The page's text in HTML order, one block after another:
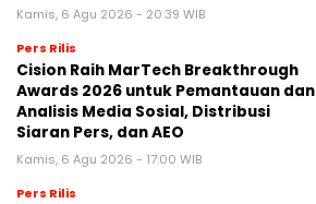
Kamis, 6 Agu 2026 - 20:39 WIB
Pers Rilis
Cision Raih MarTech Breakthrough
Awards 2026 untuk Pemantauan dan
Analisis Media Sosial, Distribusi
Siaran Pers, dan AEO
Kamis, 6 Agu 2026 - 17:00 WIB
Pers Rilis